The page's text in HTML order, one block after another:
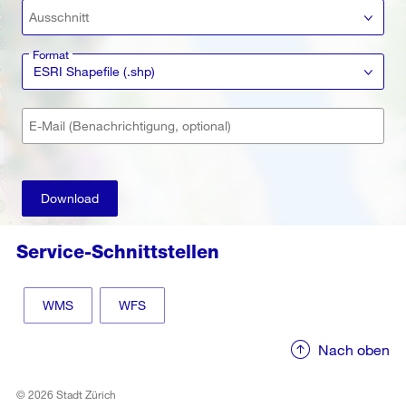
Ausschnitt
Format
ESRI Shapefile (.shp)
E-Mail (Benachrichtigung, optional)
Download
Service-Schnittstellen
WMS WFS
Nach oben
© 2026 Stadt Zürich